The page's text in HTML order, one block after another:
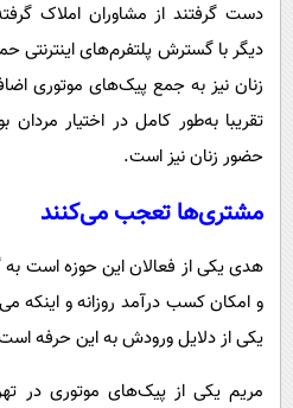
دست گرفتند از مشاوران املاک
دیگر با گسترش پلتفرم‌های اینترنتی
زنان نیز به جمع پیک‌های موتوری
تقریبا به‌طور کامل در اختیار
حضور زنان نیز است.
مشتری‌ها تعجب می‌کنند
هدی یکی از فعالان این حوزه است
و امکان کسب درآمد روزانه و اینکه
یکی از دلایل ورودش به این حرفه
مریم یکی از پیک‌های موتوری در